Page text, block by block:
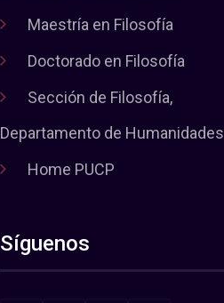
Maestría en Filosofía
Doctorado en Filosofía
Sección de Filosofía,
Departamento de Humanidades
Home PUCP
Síguenos